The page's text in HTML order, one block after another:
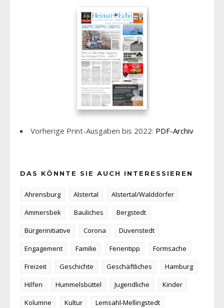
Vorherige Print-Ausgaben bis 2022: PDF-Archiv
DAS KÖNNTE SIE AUCH INTERESSIEREN
Ahrensburg Alstertal
Alstertal/Walddörfer
Ammersbek
Bauliches
Bergstedt
Bürgerinitiative
Corona
Duvenstedt
Engagement
Familie Ferientipp
Formsache
Freizeit
Geschichte Geschäftliches
Hamburg
Hilfen
Hummelsbüttel Jugendliche
Kinder
Kolumne
Kultur
Lemsahl-Mellingstedt